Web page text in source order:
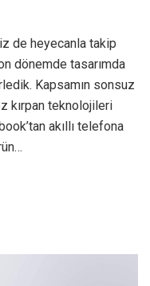
de heyecanla takip
dönemde tasarımda
Kapsamın sonsuz
kırpan teknolojileri
akıllı telefona